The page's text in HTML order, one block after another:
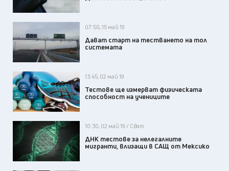
07:50, 15 май 19
Дават старт на тестването на тол
системата
13:45, 02 май 19
Тестове ще измерват физическата
способност на учениците
10:30, 02 май 19 / Свят
ДНК тестове за нелегалните
мигранти, влизащи в САЩ от Мексико